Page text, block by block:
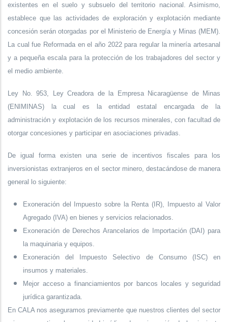
existentes en el suelo y subsuelo del territorio nacional. Asimismo,
establece que las actividades de exploración y explotación mediante
concesión serán otorgadas por el Ministerio de Energía y Minas (MEM).
La cual fue Reformada en el año 2022 para regular la minería artesanal
y a pequeña escala para la protección de los trabajadores del sector y
el medio ambiente.
Ley No. 953, Ley Creadora de la Empresa Nicaragüense de Minas
(ENIMINAS) la cual es la entidad estatal encargada de la
administración y explotación de los recursos minerales, con facultad de
otorgar concesiones y participar en asociaciones privadas.
De igual forma existen una serie de incentivos fiscales para los
inversionistas extranjeros en el sector minero, destacándose de manera
general lo siguiente:
Exoneración del Impuesto sobre la Renta (IR), Impuesto al Valor
Agregado (IVA) en bienes y servicios relacionados.
Exoneración de Derechos Arancelarios de Importación (DAI) para
la maquinaria y equipos.
Exoneración del Impuesto Selectivo de Consumo (ISC) en
insumos y materiales.
Mejor acceso a financiamientos por bancos locales y seguridad
jurídica garantizada.
En CALA nos aseguramos previamente que nuestros clientes del sector